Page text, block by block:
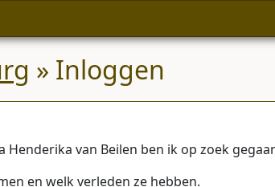
» Inloggen
van Beilen ben ik op zoek
en welk verleden ze hebben.